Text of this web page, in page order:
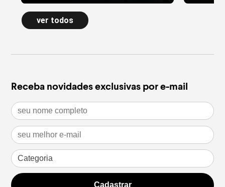
Alfaiataria leve, tule estampado, pied
de poule e acessórios com pedras
naturais dão forma à nova Special
Edition
ver todos
Receba novidades exclusivas por e-mail